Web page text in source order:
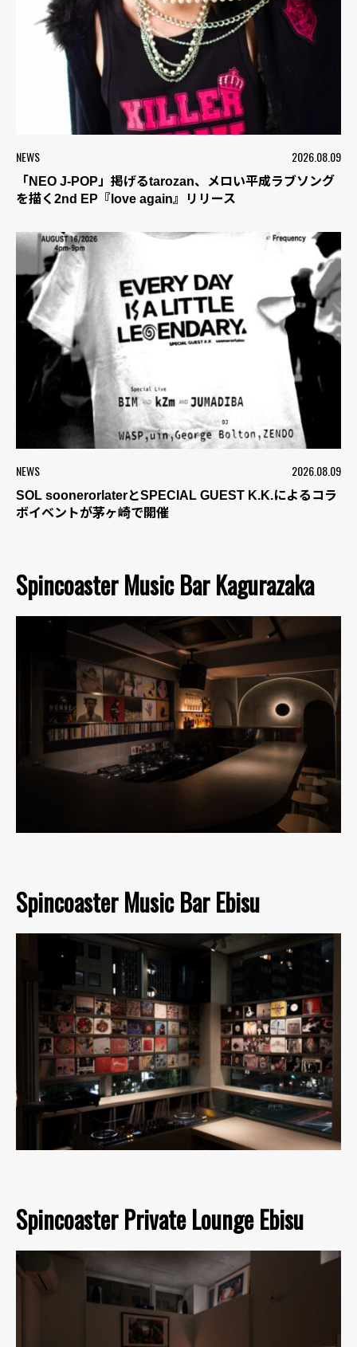
NEWS 2026.08.09
「NEO J-POP」掲げるtarozan、メロい平成ラブソング
を描く2nd EP『love again』リリース
NEWS 2026.08.09
SOL soonerorlaterとSPECIAL GUEST K.K.によるコラ
ボイベントが茅ヶ崎で開催
Spincoaster Music Bar Kagurazaka
Spincoaster Music Bar Ebisu
Spincoaster Private Lounge Ebisu